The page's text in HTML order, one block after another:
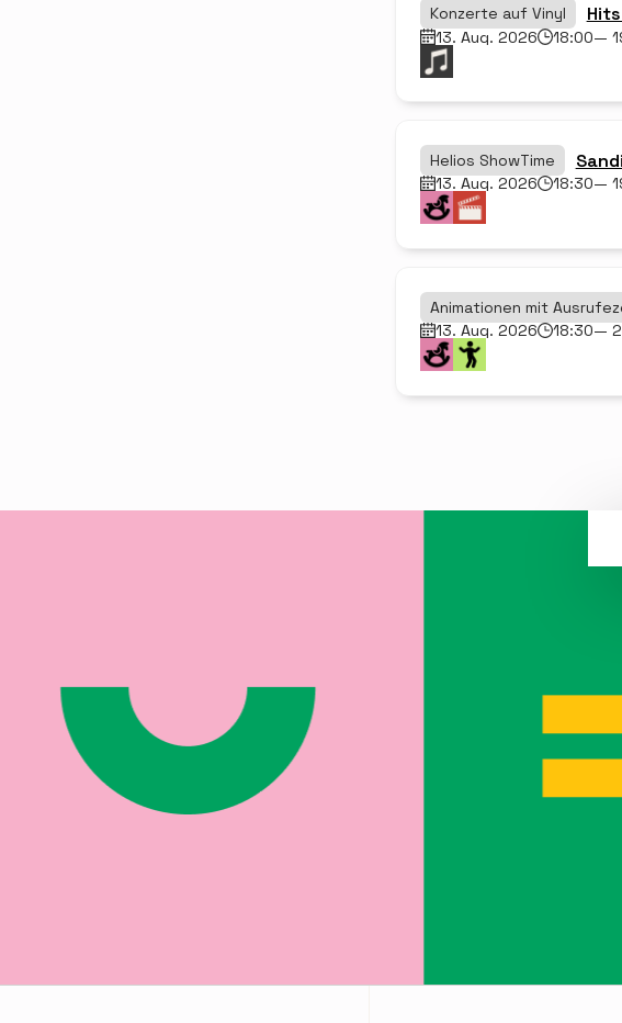
Konzerte auf Vinyl
13. Aug. 2026 18:00—
Helios ShowTime
13. Aug. 2026 18:30—
Animationen mit
13. Aug. 2026 18:30—